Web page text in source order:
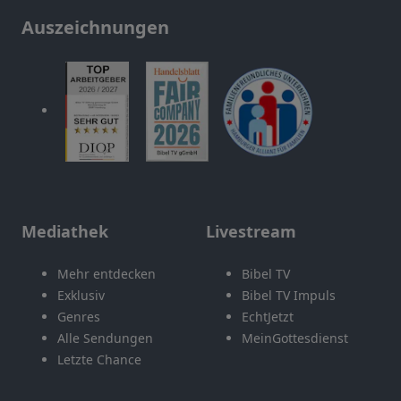
Auszeichnungen
Mediathek
Mehr entdecken
Exklusiv
Genres
Alle Sendungen
Letzte Chance
Livestream
Bibel TV
Bibel TV Impuls
EchtJetzt
MeinGottesdienst